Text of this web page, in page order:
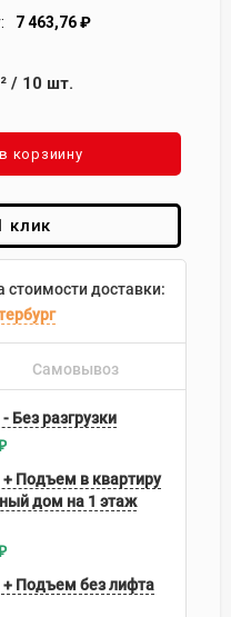
7 463,76₽
/ 10 шт.
корзиину
клик
стоимости доставки:
Самовывоз
Без разгрузки
Подъем в квартиру
дом на 1 этаж
Подъем без лифта